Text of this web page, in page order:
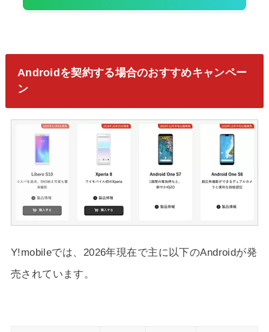
Androidを契約する場合のおすすめキャンペー
ン
Y!mobileでは、2026年現在で主に以下のAndroidが発
売されています。